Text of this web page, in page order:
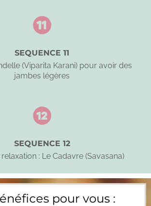
SEQUENCE 11
(Viparita Karani) pour avoir des
jambes légères
SEQUENCE 12
: Le Cadavre (Savasana)
pour vous :